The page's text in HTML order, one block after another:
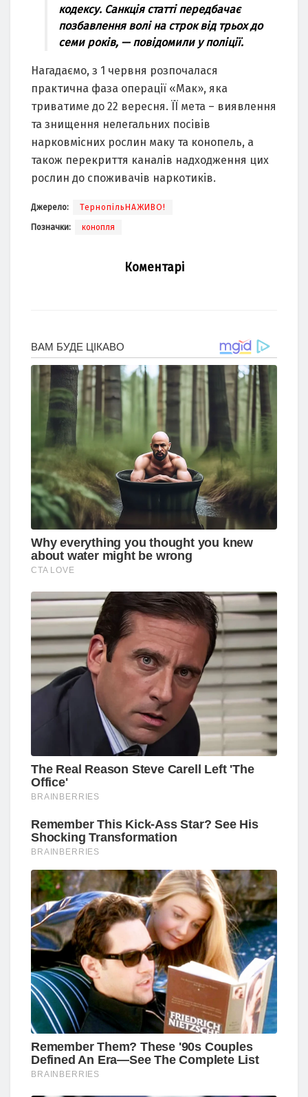
кодексу. Санкція статті передбачає
позбавлення волі на строк від трьох до
семи років, — повідомили у поліції.
Нагадаємо, з 1 червня розпочалася
практична фаза операції «Мак», яка
триватиме до 22 вересня. ЇЇ мета – виявлення
та знищення нелегальних посівів
нарковмісних рослин маку та конопель, а
також перекриття каналів надходження цих
рослин до споживачів наркотиків.
Джерело: ТернопільНАЖИВО!
Позначки: конопля
Коментарі